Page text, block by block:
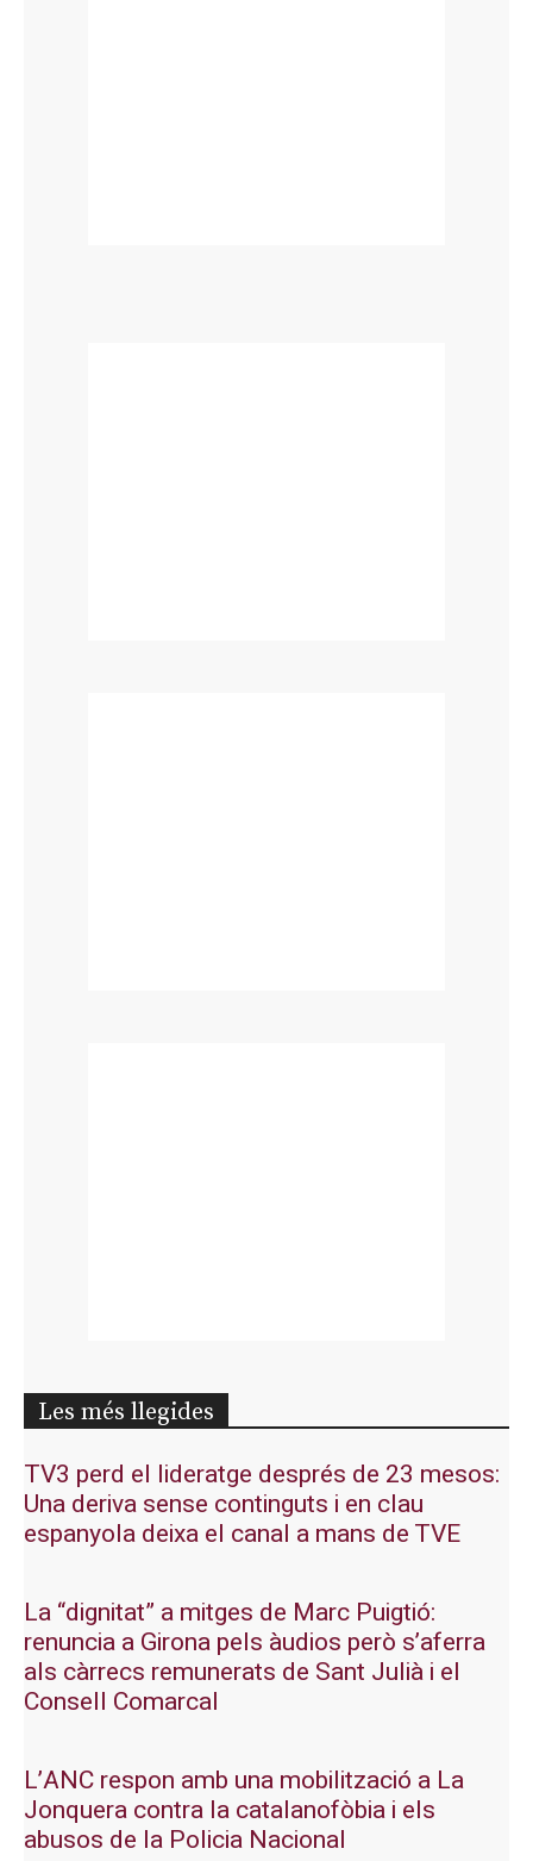
Les més llegides
TV3 perd el lideratge després de 23 mesos:
Una deriva sense continguts i en clau
espanyola deixa el canal a mans de TVE
La “dignitat” a mitges de Marc Puigtió:
renuncia a Girona pels àudios però s’aferra
als càrrecs remunerats de Sant Julià i el
Consell Comarcal
L’ANC respon amb una mobilització a La
Jonquera contra la catalanofòbia i els
abusos de la Policia Nacional